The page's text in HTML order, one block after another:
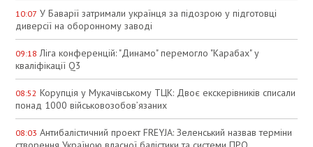
10:07 У Баварії затримали українця за підозрою у підготовці
диверсії на оборонному заводі
09:18 Ліга конференцій: "Динамо" перемогло "Карабах" у
кваліфікації Q3
08:52 Корупція у Мукачівському ТЦК: Двоє екскерівників списали
понад 1000 військовозобов’язаних
08:03 Антибалістичний проект FREYJA: Зеленський назвав терміни